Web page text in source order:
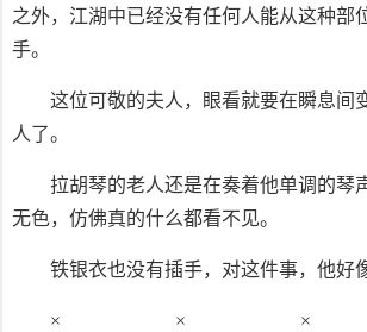
之外，江湖中已经没有任何人能从这种部
手。
这位可敬的夫人，眼看就要在瞬息间
人了。
拉胡琴的老人还是在奏着他单调的琴
无色，仿佛真的什么都看不见。
铁银衣也没有插手，对这件事，他好
× × ×